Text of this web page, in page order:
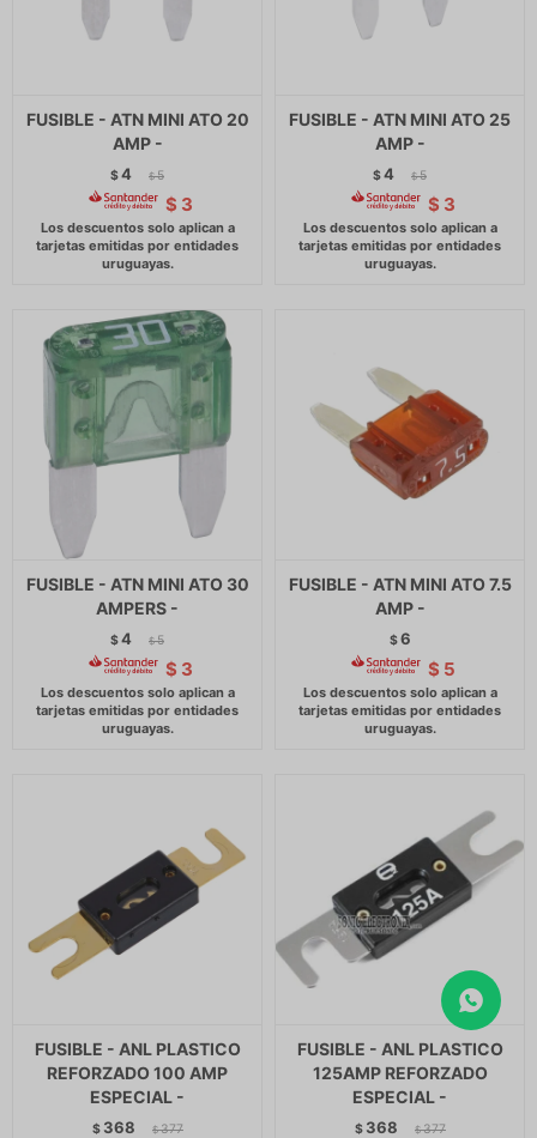
FUSIBLE - ATN MINI ATO 20
AMP -
$4 $ 5
$ 3
FUSIBLE - ATN MINI ATO 25
AMP -
$4 $ 5
$ 3
FUSIBLE - ATN MINI ATO 30
AMPERS -
$4 $ 5
$ 3
FUSIBLE - ATN MINI ATO 7.5
AMP -
$6
$ 5
FUSIBLE - ANL PLASTICO
REFORZADO 100 AMP
ESPECIAL -
$ 368 $ 377
FUSIBLE - ANL PLASTICO
125AMP REFORZADO
ESPECIAL -
$ 368 $ 377